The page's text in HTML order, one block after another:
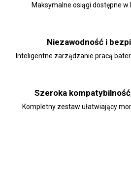
Maksymalne osiągi dostępne
Niezawodność i
Inteligentne zarządzanie pracą
Szeroka
Kompletny zestaw ułatwiający